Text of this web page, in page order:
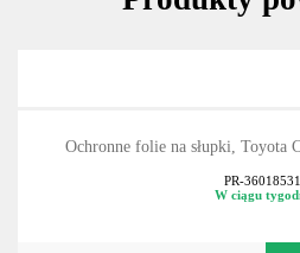
Ochronne folie na słupki, Toyota
PR-
W ciągu